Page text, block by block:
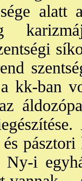
alatt
a kk-ban
és
i